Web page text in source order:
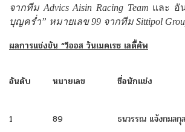
จากทีม Advics Aisin Racing Team และ อั
บุญคร่ำ” หมายเลข 99 จากทีม Sittipol
ผลการแข่งขัน “วีออส วันเมคเรซ เลดี้คัพ
อันดับ หมายเลข ชื่อนักแข่ง
1 89 ธนวรรณ แจ้งกมลกุ